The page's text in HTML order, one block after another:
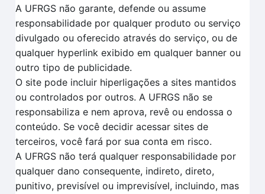
A UFRGS não garante, defende ou assume
responsabilidade por qualquer produto ou serviço
divulgado ou oferecido através do serviço, ou de
qualquer hyperlink exibido em qualquer banner ou
outro tipo de publicidade.
O site pode incluir hiperligações a sites mantidos
ou controlados por outros. A UFRGS não se
responsabiliza e nem aprova, revê ou endossa o
conteúdo. Se você decidir acessar sites de
terceiros, você fará por sua conta em risco.
A UFRGS não terá qualquer responsabilidade por
qualquer dano consequente, indireto, direto,
punitivo, previsível ou imprevisível, incluindo, mas